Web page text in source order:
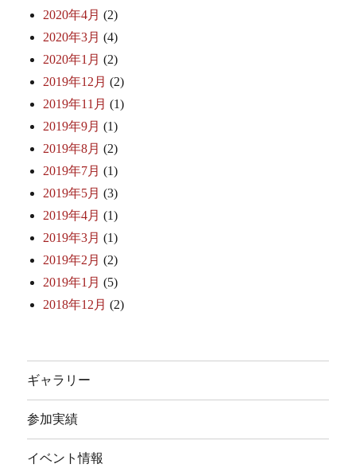
2020年4月 (2)
2020年3月 (4)
2020年1月 (2)
2019年12月 (2)
2019年11月 (1)
2019年9月 (1)
2019年8月 (2)
2019年7月 (1)
2019年5月 (3)
2019年4月 (1)
2019年3月 (1)
2019年2月 (2)
2019年1月 (5)
2018年12月 (2)
ギャラリー
参加実績
イベント情報